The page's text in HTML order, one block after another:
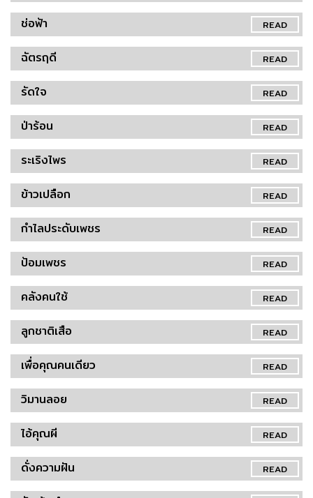
READ
ช่อฟ้า
READ
ฉัตรฤดี
READ
รัดใจ
READ
ป่าร้อน
READ
ระเริงไพร
READ
ข้าวเปลือก
READ
กำไลประดับเพชร
READ
ป้อมเพชร
READ
คลังคนใช้
READ
ลูกชาติเสือ
READ
เพื่อคุณคนเดียว
READ
วิมานลอย
READ
ไอ้คุณผี
READ
ดั่งความฝัน